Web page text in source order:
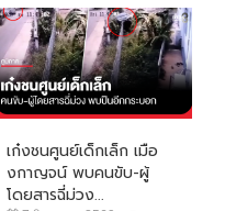
เก๋งชนศูนย์เด็กเล็ก เมือ
งกาญจน์ พบคนขับ-ผู้
โดยสารฉี่ม่วง...